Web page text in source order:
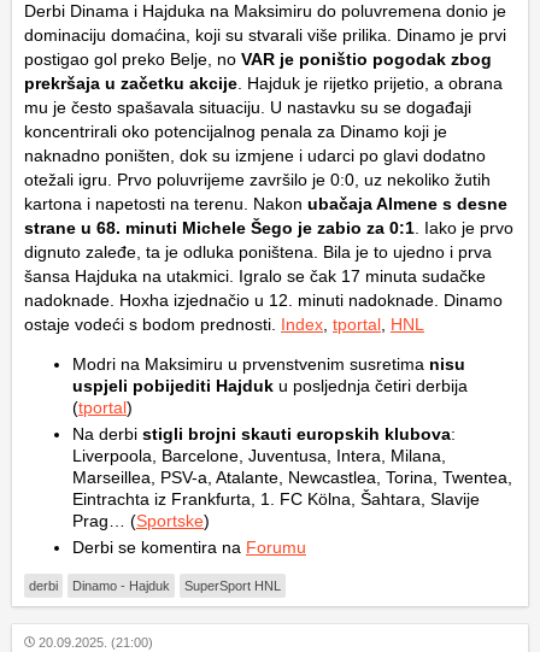
Derbi Dinama i Hajduka na Maksimiru do poluvremena donio je
dominaciju domaćina, koji su stvarali više prilika. Dinamo je prvi
postigao gol preko Belje, no VAR je poništio pogodak zbog
prekršaja u začetku akcije. Hajduk je rijetko prijetio, a obrana
mu je često spašavala situaciju. U nastavku su se događaji
koncentrirali oko potencijalnog penala za Dinamo koji je
naknadno poništen, dok su izmjene i udarci po glavi dodatno
otežali igru. Prvo poluvrijeme završilo je 0:0, uz nekoliko žutih
kartona i napetosti na terenu. Nakon ubačaja Almene s desne
strane u 68. minuti Michele Šego je zabio za 0:1. Iako je prvo
dignuto zaleđe, ta je odluka poništena. Bila je to ujedno i prva
šansa Hajduka na utakmici. Igralo se čak 17 minuta sudačke
nadoknade. Hoxha izjednačio u 12. minuti nadoknade. Dinamo
ostaje vodeći s bodom prednosti. Index, tportal, HNL
Modri na Maksimiru u prvenstvenim susretima nisu
uspjeli pobijediti Hajduk u posljednja četiri derbija
(tportal)
Na derbi stigli brojni skauti europskih klubova:
Liverpoola, Barcelone, Juventusa, Intera, Milana,
Marseillea, PSV-a, Atalante, Newcastlea, Torina, Twentea,
Eintrachta iz Frankfurta, 1. FC Kölna, Šahtara, Slavije
Prag… (Sportske)
Derbi se komentira na Forumu
derbi Dinamo - Hajduk SuperSport HNL
20.09.2025. (21:00)